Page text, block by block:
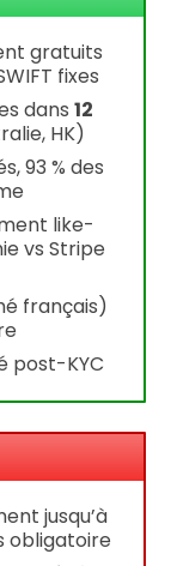
gratuits
fixes
dans 12
HK)
93 % des
like-
vs Stripe
français)
post-KYC
jusqu’à
obligatoire